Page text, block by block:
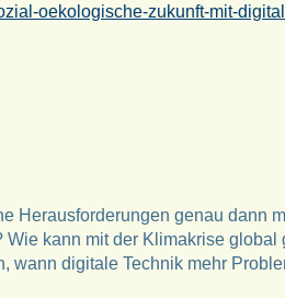
oekologische-zukunft-mit-
Herausforderungen genau dann
kann mit der Klimakrise global
wann digitale Technik mehr